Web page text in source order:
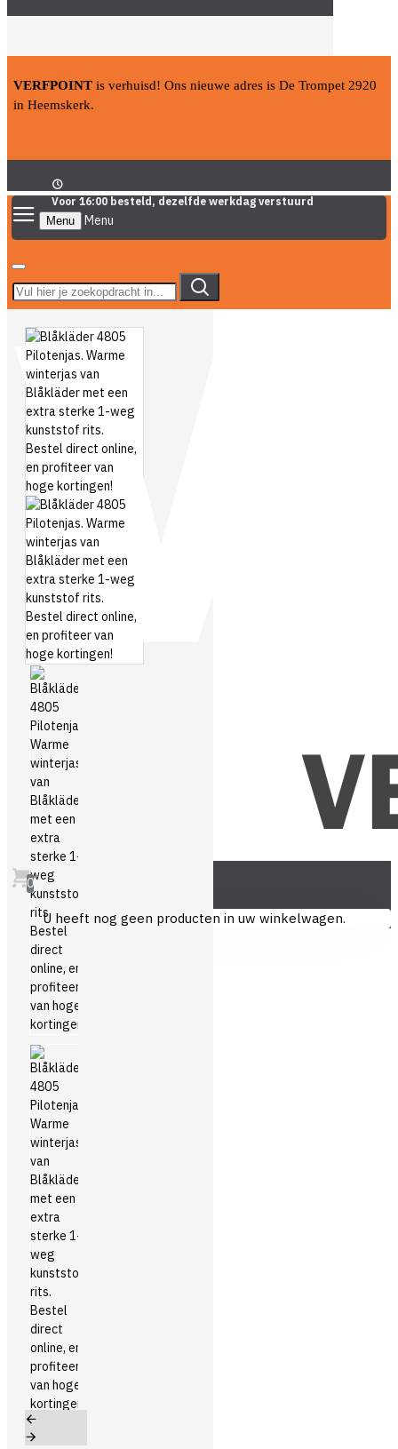
VERFPOINT is verhuisd! Ons nieuwe adres is De Trompet 2920
in Heemskerk.
Voor 16:00 besteld, dezelfde werkdag verstuurd
Menu
0
U heeft nog geen producten in uw winkelwagen.